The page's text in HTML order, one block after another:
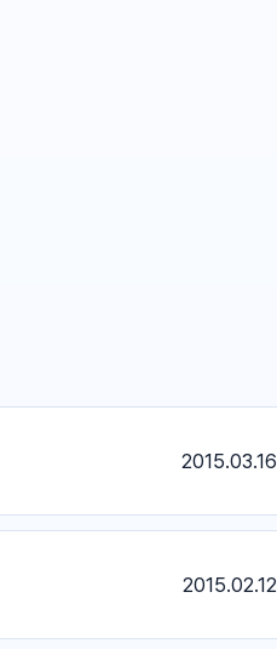
2015.03.16
2015.02.12